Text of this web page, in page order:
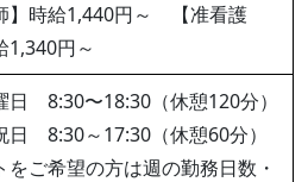
】時給1,440円～ 【准看護
1,340円～
日 8:30〜18:30（休憩120分）
日 8:30～17:30（休憩60分）
をご希望の方は週の勤務日数・